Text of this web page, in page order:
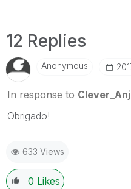
12 Replies
Anonymous
In response to
Obrigado!
633 Views
0 Likes